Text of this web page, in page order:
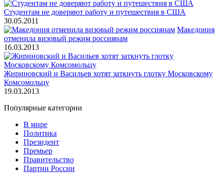
Студентам не доверяют работу и путешествия в США
30.05.2011
Македония
отменила визовый режим россиянам
16.03.2013
Жириновский и Васильев хотят заткнуть глотку Московскому
Комсомольцу
19.03.2013
Популярные категории
В мире
Политика
Президент
Премьер
Правительство
Партии России